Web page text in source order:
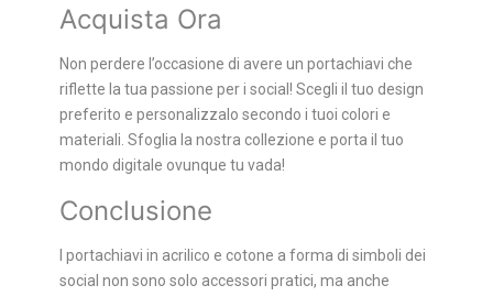
Acquista Ora
Non perdere l’occasione di avere un portachiavi che
riflette la tua passione per i social! Scegli il tuo design
preferito e personalizzalo secondo i tuoi colori e
materiali. Sfoglia la nostra collezione e porta il tuo
mondo digitale ovunque tu vada!
Conclusione
I portachiavi in acrilico e cotone a forma di simboli dei
social non sono solo accessori pratici, ma anche